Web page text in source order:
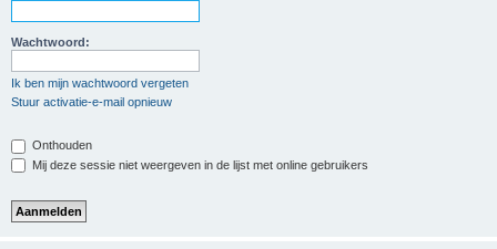
Wachtwoord:
Ik ben mijn wachtwoord vergeten
Stuur activatie-e-mail opnieuw
Onthouden
Mij deze sessie niet weergeven in de lijst met online gebruikers